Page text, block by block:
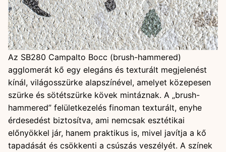
SB280 Campalto Bocc
Az SB280 Campalto Bocc (brush-hammered)
agglomerát kő egy elegáns és texturált megjelenést
kínál, világosszürke alapszínével, amelyet közepesen
szürke és sötétszürke kövek mintáznak. A „brush-
hammered” felületkezelés finoman texturált, enyhe
érdesedést biztosítva, ami nemcsak esztétikai
előnyökkel jár, hanem praktikus is, mivel javítja a kő
tapadását és csökkenti a csúszás veszélyét. A színek